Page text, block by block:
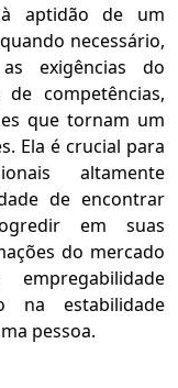
aptidão de um
necessário,
exigências do
competências,
que tornam um
Ela é crucial para
altamente
de encontrar
em suas
do mercado
na estabilidade
pessoa.